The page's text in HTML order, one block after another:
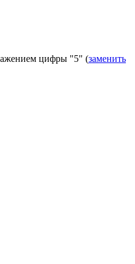
цифры "5" (заменить